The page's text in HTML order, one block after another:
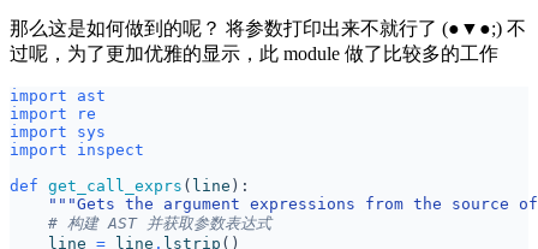
那么这是如何做到的呢？ 将参数打印出来不就行了 (●▼●;) 不
过呢，为了更加优雅的显示，此 module 做了比较多的工作
import
ast
import
re
import
sys
import
inspect
def get_call_exprs ( line ):
"""Gets the argument expressions from the
# 构建 AST 并获取参数表达式
line = line . lstrip ()